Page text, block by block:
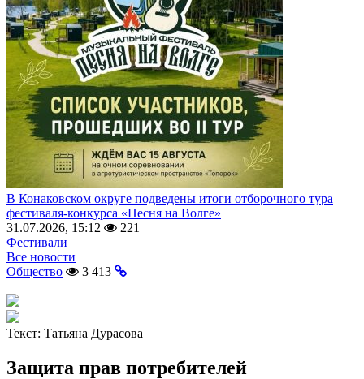
В Конаковском округе подведены итоги отборочного тура
фестиваля-конкурса «Песня на Волге»
31.07.2026, 15:12
221
Фестивали
Все новости
Общество
3 413
Текст: Татьяна Дурасова
Защита прав потребителей